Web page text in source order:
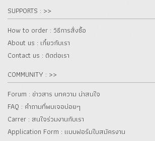
SUPPORTS : >>
How to order : วิธีการสั่งซื้อ
About us : เกี๋ยวกับเรา
Contact us : ติดต่อเรา
COMMUNITY : >>
Forum : ข่าวสาร บทความ น่าสนใจ
FAQ : คำถามที่พบเจอบ่อยๆ
Carrer : สนใจร่วมงานกับเรา
Application Form : แบบฟอร์มใบสมัครงาน